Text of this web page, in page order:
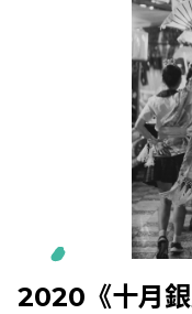
2020《十月